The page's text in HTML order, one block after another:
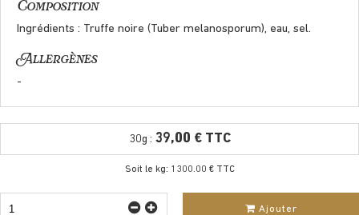
Composition
Ingrédients : Truffe noire (Tuber melanosporum), eau, sel.
Allergènes
-
30g : 39,00 € TTC
Soit le kg: 1300.00 € TTC
Ajouter